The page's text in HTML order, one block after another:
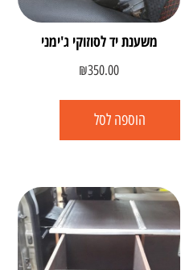
משענת יד לסוזוקי ג'ימני
₪350.00
הוספה לסל